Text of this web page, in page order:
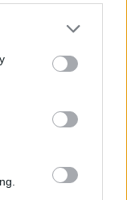
dei
la sua
del Pd.
elezioni è
due maggiori
al nord del